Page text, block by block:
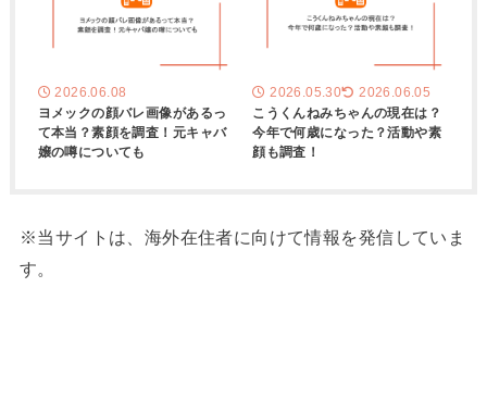
2026.06.08
ヨメックの顔バレ画像があるっ
て本当？素顔を調査！元キャバ
嬢の噂についても
2026.05.30 2026.06.05
こうくんねみちゃんの現在は？
今年で何歳になった？活動や素
顔も調査！
※当サイトは、海外在住者に向けて情報を発信していま
す。